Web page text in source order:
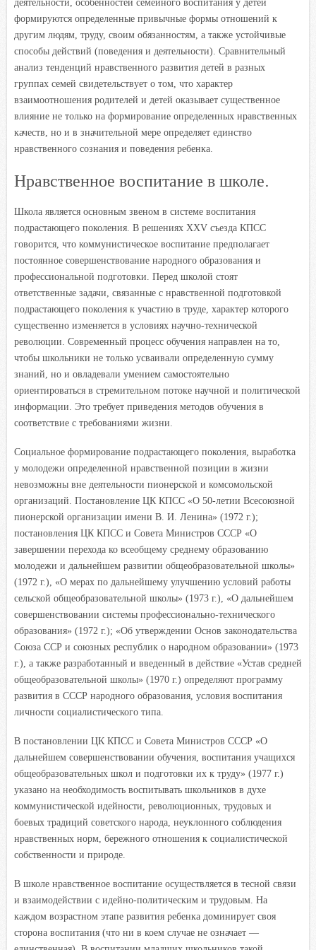
формируются определенные привычные формы отношений к
другим людям, труду, своим обязанностям, а также устойчивые
способы действий (поведения и деятельности). Сравнительный
анализ тенденций нравственного развития детей в разных
группах семей свидетельствует о том, что характер
взаимоотношения родителей и детей оказывает существенное
влияние не только на формирование определенных нравственных
качеств, но и в значительной мере определяет единство
нравственного сознания и поведения ребенка.
Нравственное воспитание в школе.
Школа является основным звеном в системе воспитания
подрастающего поколения. В решениях XXV съезда КПСС
говорится, что коммунистическое воспитание предполагает
постоянное совершенствование народного образования и
профессиональной подготовки. Перед школой стоят
ответственные задачи, связанные с нравственной подготовкой
подрастающего поколения к участию в труде, характер которого
существенно изменяется в условиях научно-технической
революции. Современный процесс обучения направлен на то,
чтобы школьники не только усваивали определенную сумму
знаний, но и овладевали умением самостоятельно
ориентироваться в стремительном потоке научной и политической
информации. Это требует приведения методов обучения в
соответствие с требованиями жизни.
Социальное формирование подрастающего поколения, выработка
у молодежи определенной нравственной позиции в жизни
невозможны вне деятельности пионерской и комсомольской
организаций. Постановление ЦК КПСС «О 50-летии Всесоюзной
пионерской организации имени В. И. Ленина» (1972 г.);
постановления ЦК КПСС и Совета Министров СССР «О
завершении перехода ко всеобщему среднему образованию
молодежи и дальнейшем развитии общеобразовательной школы»
(1972 г.), «О мерах по дальнейшему улучшению условий работы
сельской общеобразовательной школы» (1973 г.), «О дальнейшем
совершенствовании системы профессионально-технического
образования» (1972 г.); «Об утверждении Основ законодательства
Союза ССР и союзных республик о народном образовании» (1973
г.), а также разработанный и введенный в действие «Устав средней
общеобразовательной школы» (1970 г.) определяют программу
развития в СССР народного образования, условия воспитания
личности социалистического типа.
В постановлении ЦК КПСС и Совета Министров СССР «О
дальнейшем совершенствовании обучения, воспитания учащихся
общеобразовательных школ и подготовки их к труду» (1977 г.)
указано на необходимость воспитывать школьников в духе
коммунистической идейности, революционных, трудовых и
боевых традиций советского народа, неуклонного соблюдения
нравственных норм, бережного отношения к социалистической
собственности и природе.
В школе нравственное воспитание осуществляется в тесной связи
и взаимодействии с идейно-политическим и трудовым. На
каждом возрастном этапе развития ребенка доминирует своя
сторона воспитания (что ни в коем случае не означает —